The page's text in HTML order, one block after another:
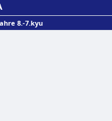
8.-7.kyu